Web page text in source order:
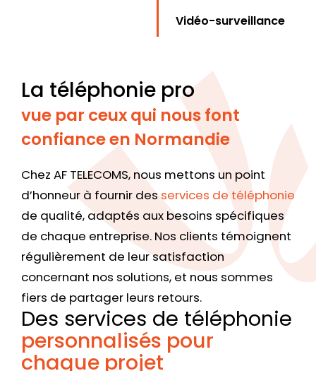
Vidéo-surveillance
La téléphonie pro
vue par ceux qui nous font
confiance en Normandie
Chez AF TELECOMS, nous mettons un point
d’honneur à fournir des services de téléphonie
de qualité, adaptés aux besoins spécifiques
de chaque entreprise. Nos clients témoignent
régulièrement de leur satisfaction
concernant nos solutions, et nous sommes
fiers de partager leurs retours.
Des services de téléphonie
personnalisés pour
chaque projet